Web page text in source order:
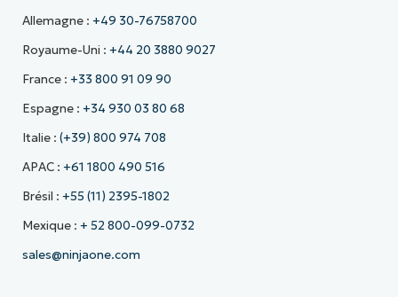
Allemagne : +49 30-76758700
Royaume-Uni : +44 20 3880 9027
France : +33 800 91 09 90
Espagne : +34 930 03 80 68
Italie : (+39) 800 974 708
APAC : +61 1800 490 516
Brésil : +55 (11) 2395-1802
Mexique : + 52 800-099-0732
sales@ninjaone.com